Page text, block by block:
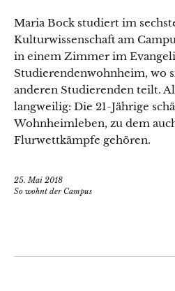
Maria Bock studiert im
Kulturwissenschaft am
in einem Zimmer im
Studierendenwohnheim, wo
anderen Studierenden teilt.
langweilig: Die 21-Jährige
Wohnheimleben, zu dem
Flurwettkämpfe gehören.
25. Mai 2018
So wohnt der Campus